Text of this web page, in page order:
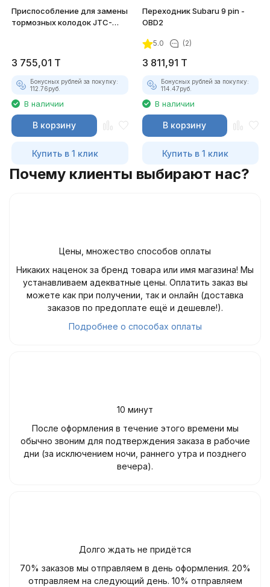
Приспособление для замены
тормозных колодок JTC-
3 755,01 T
Бонусных рублей за покупку:
112.76руб.
В наличии
В корзину
Купить в 1 клик
Переходник Subaru 9 pin -
OBD2
5.0 (2)
3 811,91 T
Бонусных рублей за покупку:
114.47руб.
В наличии
В корзину
Купить в 1 клик
Почему клиенты выбирают нас?
Цены, множество способов оплаты
Никаких наценок за бренд товара или имя магазина! Мы
устанавливаем адекватные цены. Оплатить заказ вы
можете как при получении, так и онлайн (доставка
заказов по предоплате ещё и дешевле!).
Подробнее о способах оплаты
10 минут
После оформления в течение этого времени мы
обычно звоним для подтверждения заказа в рабочие
дни (за исключением ночи, раннего утра и позднего
вечера).
Долго ждать не придётся
70% заказов мы отправляем в день оформления. 20%
отправляем на следующий день. 10% отправляем